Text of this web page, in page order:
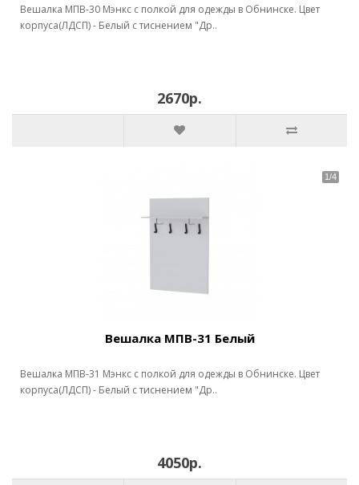
Вешалка МПВ-30 Мэнкс с полкой для одежды в Обнинске. Цвет
корпуса(ЛДСП) - Белый с тиснением "Др..
2670р.
Вешалка МПВ-31 Белый
Вешалка МПВ-31 Мэнкс с полкой для одежды в Обнинске. Цвет
корпуса(ЛДСП) - Белый с тиснением "Др..
4050р.